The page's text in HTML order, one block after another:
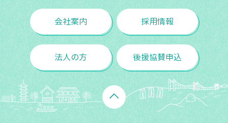
会社案内 採用情報
法人の方 後援協賛申込